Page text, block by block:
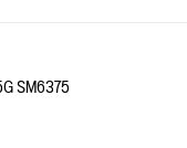
SM6375